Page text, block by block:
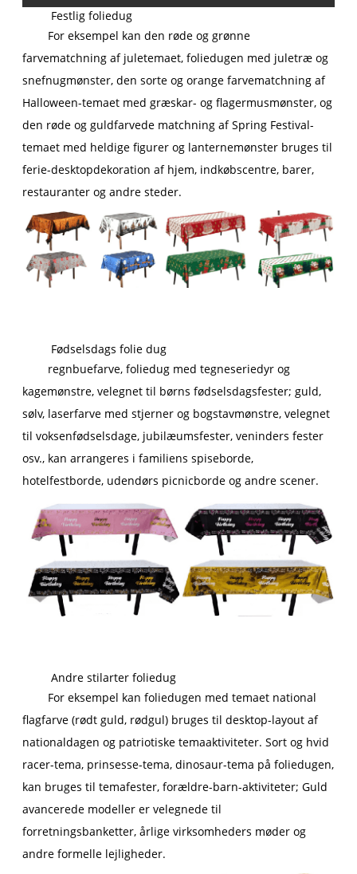
Festlig foliedug
For eksempel kan den røde og grønne
farvematchning af juletemaet, foliedugen med juletræ og
snefnugmønster, den sorte og orange farvematchning af
Halloween-temaet med græskar- og flagermusmønster, og
den røde og guldfarvede matchning af Spring Festival-
temaet med heldige figurer og lanternemønster bruges til
ferie-desktopdekoration af hjem, indkøbscentre, barer,
restauranter og andre steder.
Fødselsdags folie dug
regnbuefarve, foliedug med tegneseriedyr og
kagemønstre, velegnet til børns fødselsdagsfester; guld,
sølv, laserfarve med stjerner og bogstavmønstre, velegnet
til voksenfødselsdage, jubilæumsfester, veninders fester
osv., kan arrangeres i familiens spiseborde,
hotelfestborde, udendørs picnicborde og andre scener.
Andre stilarter foliedug
For eksempel kan foliedugen med temaet national
flagfarve (rødt guld, rødgul) bruges til desktop-layout af
nationaldagen og patriotiske temaaktiviteter. Sort og hvid
racer-tema, prinsesse-tema, dinosaur-tema på foliedugen,
kan bruges til temafester, forældre-barn-aktiviteter; Guld
avancerede modeller er velegnede til
forretningsbanketter, årlige virksomheders møder og
andre formelle lejligheder.